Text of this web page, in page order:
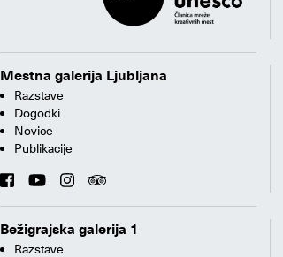
Mestna galerija Ljubljana
Razstave
Dogodki
Novice
Publikacije
Bežigrajska galerija 1
Razstave